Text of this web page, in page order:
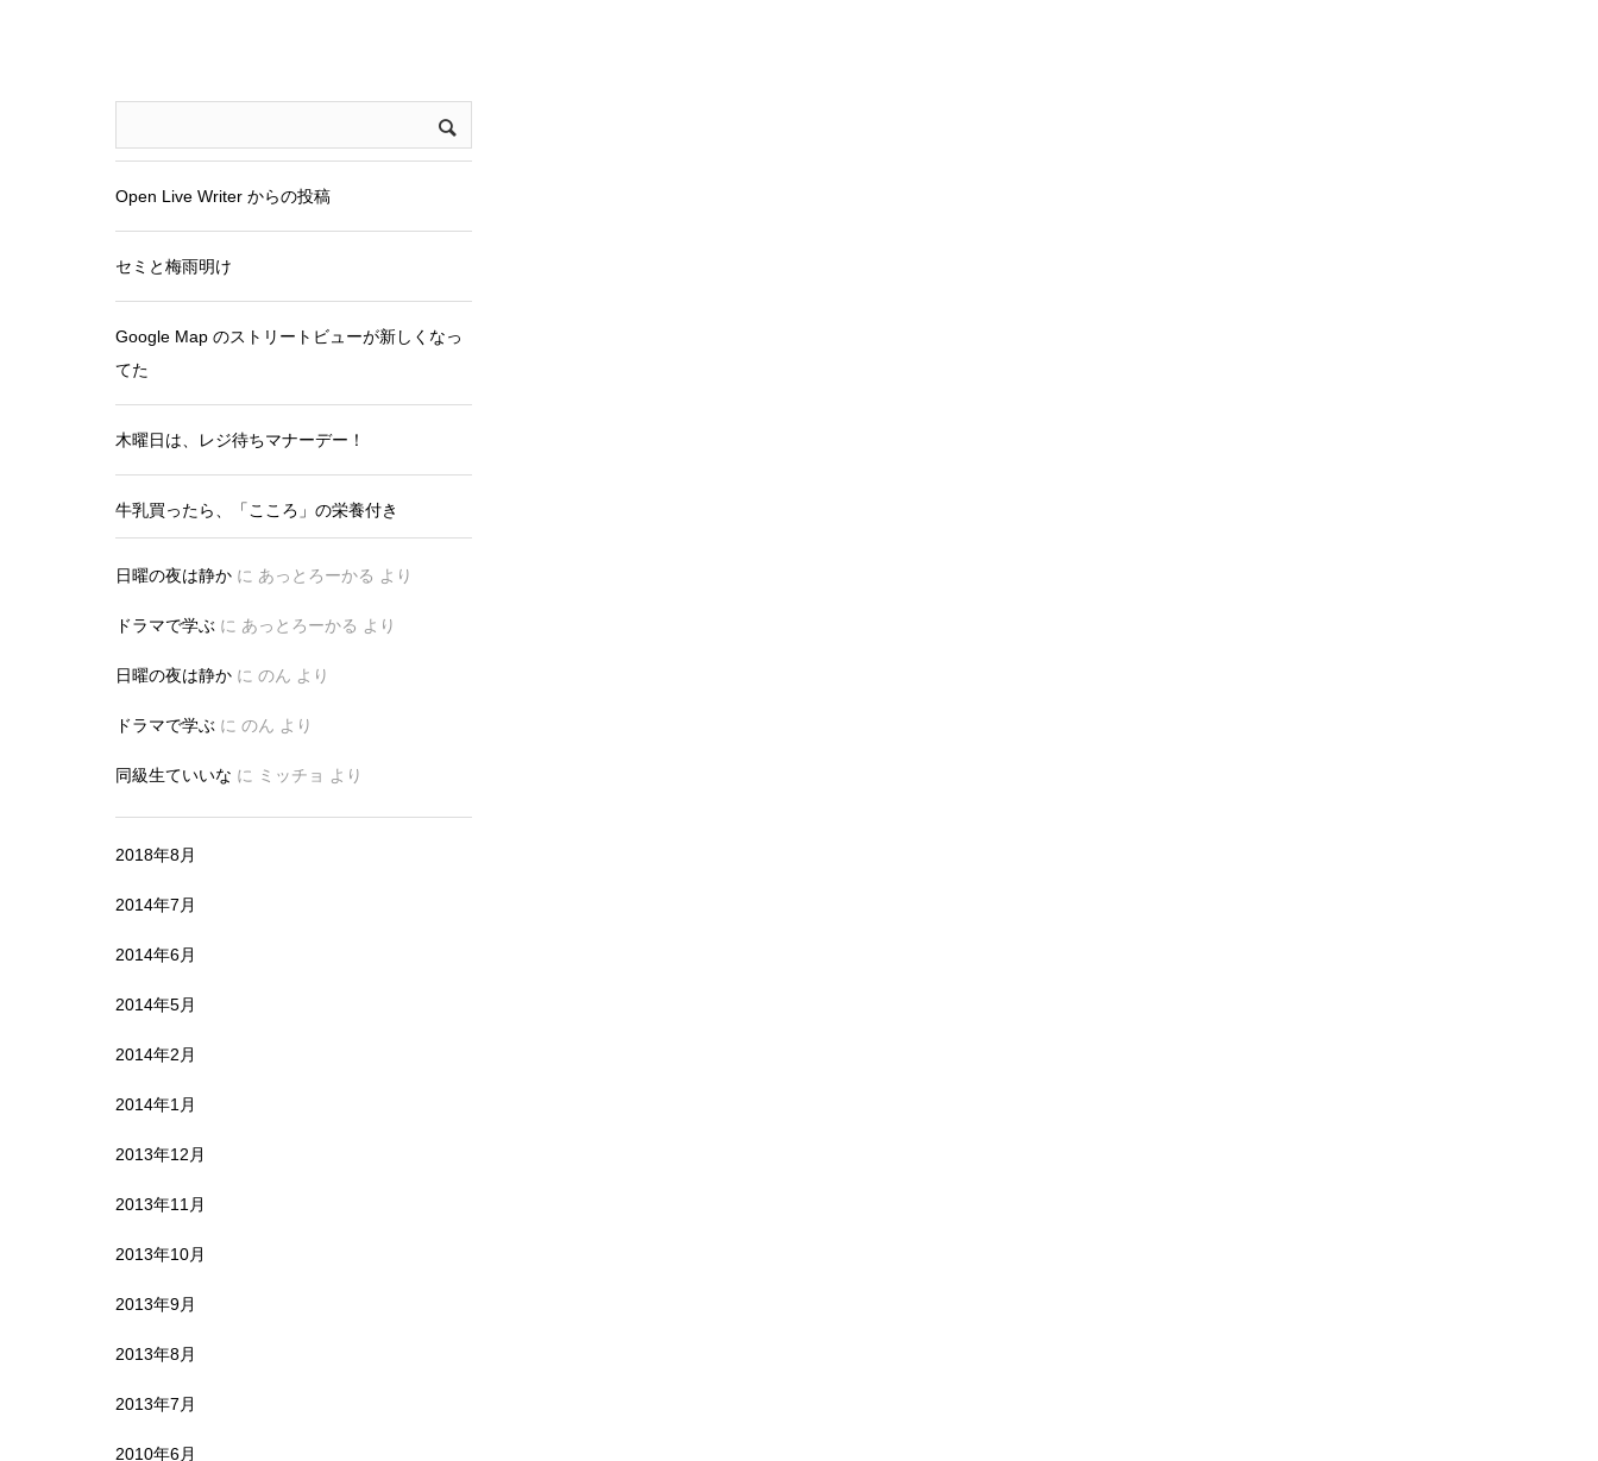
Open Live Writer からの投稿
セミと梅雨明け
Google Map のストリートビューが新しくなっ
てた
木曜日は、レジ待ちマナーデー！
牛乳買ったら、「こころ」の栄養付き
日曜の夜は静か に あっとろーかる より
ドラマで学ぶ に あっとろーかる より
日曜の夜は静か に のん より
ドラマで学ぶ に のん より
同級生ていいな に ミッチョ より
2018年8月
2014年7月
2014年6月
2014年5月
2014年2月
2014年1月
2013年12月
2013年11月
2013年10月
2013年9月
2013年8月
2013年7月
2010年6月